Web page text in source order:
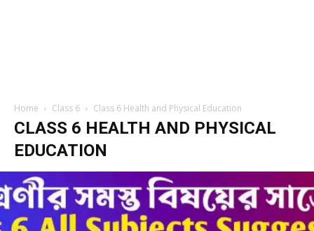
Home Class 6 Class 6 Health and Physical Education
CLASS 6 HEALTH AND PHYSICAL
EDUCATION